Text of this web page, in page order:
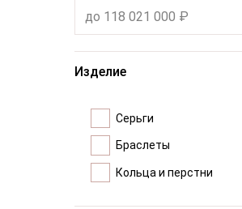
Изделие
Серьги
Браслеты
Кольца и перстни